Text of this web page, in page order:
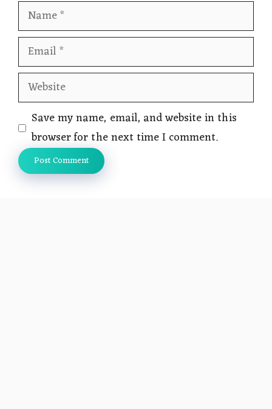
Name
Email
Website
Save my name, email, and website in this
browser for the next time I comment.